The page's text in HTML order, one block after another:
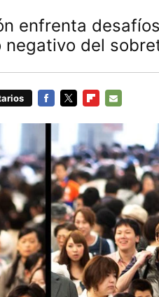
enfrenta
negativo del
MAIL